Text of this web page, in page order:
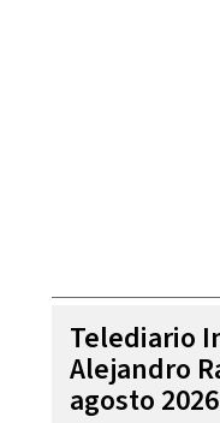
Telediario
Alejandro
agosto 2026